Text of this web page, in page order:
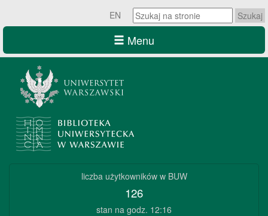
EN
Szukaj
na
stronie:
Szukaj
na
Menu
Biblioteka
Uniwersytecka
liczba użytkowników w BUW
126
stan na godz. 12:16